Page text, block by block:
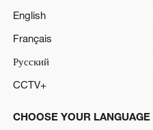
English
Français
Русский
CCTV+
CHOOSE YOUR LANGUAGE